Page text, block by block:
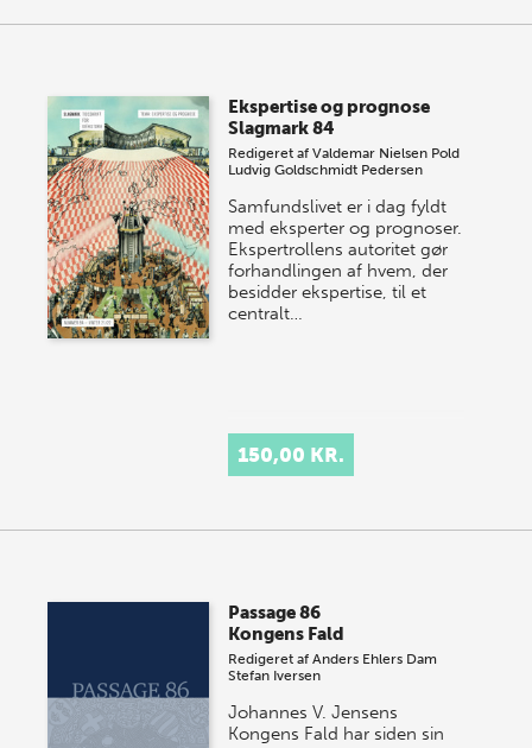
Ekspertise og prognose
Slagmark 84
Redigeret afValdemar Nielsen Pold
Ludvig Goldschmidt Pedersen
Samfundslivet er i dag fyldt
med eksperter og prognoser.
Ekspertrollens autoritet gør
forhandlingen af hvem, der
besidder ekspertise, til et
centralt…
150,00 KR.
Passage 86
Kongens Fald
Redigeret afAnders Ehlers Dam
Stefan Iversen
Johannes V. Jensens
Kongens Fald har siden sin